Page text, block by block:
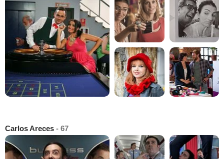
Carlos Areces - 67